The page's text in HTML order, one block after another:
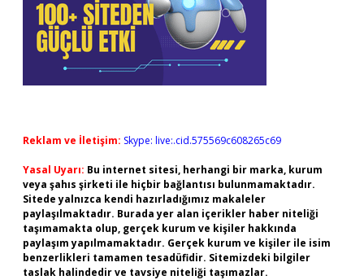
Reklam ve İletişim: Skype: live:.cid.575569c608265c69
Yasal Uyarı: Bu internet sitesi, herhangi bir marka, kurum
veya şahıs şirketi ile hiçbir bağlantısı bulunmamaktadır.
Sitede yalnızca kendi hazırladığımız makaleler
paylaşılmaktadır. Burada yer alan içerikler haber niteliği
taşımamakta olup, gerçek kurum ve kişiler hakkında
paylaşım yapılmamaktadır. Gerçek kurum ve kişiler ile isim
benzerlikleri tamamen tesadüfidir. Sitemizdeki bilgiler
taslak halindedir ve tavsiye niteliği taşımazlar.